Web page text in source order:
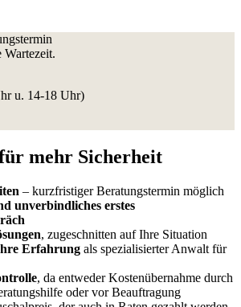
u. 14-18 Uhr)
mehr Sicherheit
– kurzfristiger Beratungstermin möglich
unverbindliches erstes
, zugeschnitten auf Ihre Situation
Erfahrung als spezialisierter Anwalt für
, da entweder Kostenübernahme durch
oder vor Beauftragung